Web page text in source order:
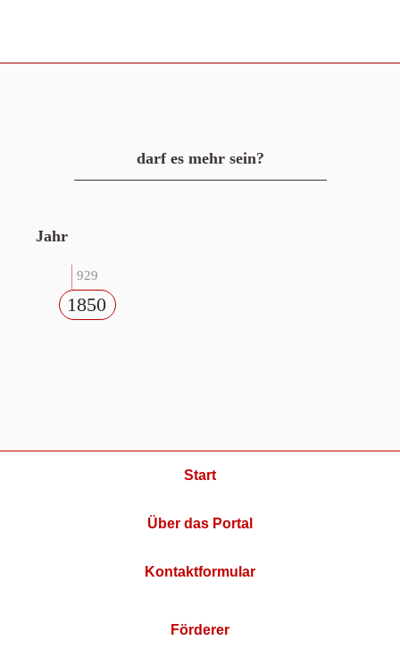
darf es mehr sein?
Jahr
929
1850
Start
Über das Portal
Kontaktformular
Förderer